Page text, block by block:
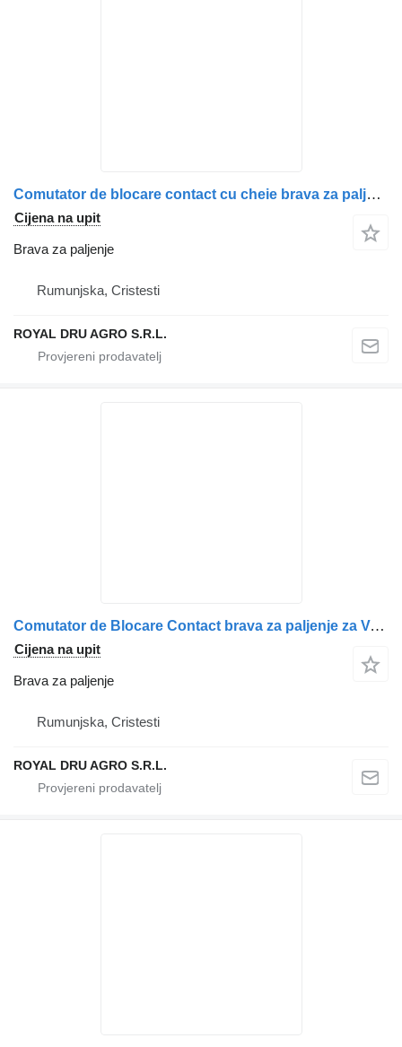
Comutator de blocare contact cu cheie brava za paljenje za Volvo kamiona
Cijena na upit
Brava za paljenje
Rumunjska, Cristesti
ROYAL DRU AGRO S.R.L.
Comutator de Blocare Contact brava za paljenje za Volvo cu Chei – Coduri OEM 1063433, 8141849, 8159904, 8159907, 20398484 kamiona
Cijena na upit
Brava za paljenje
Rumunjska, Cristesti
ROYAL DRU AGRO S.R.L.